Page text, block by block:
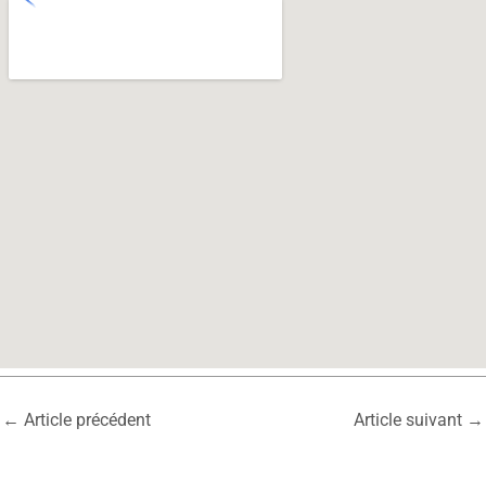
← Article précédent Article suivant →